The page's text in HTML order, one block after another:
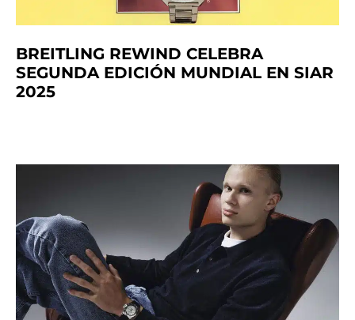
BREITLING REWIND CELEBRA
SEGUNDA EDICIÓN MUNDIAL EN SIAR
2025